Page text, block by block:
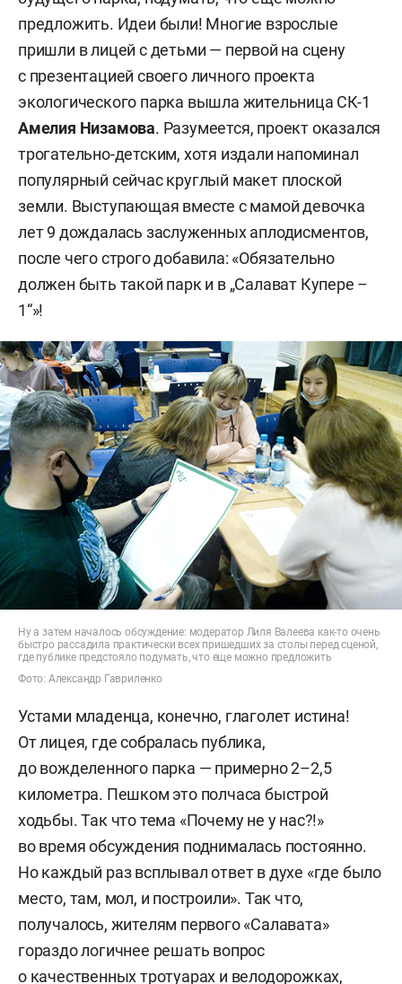
предложить. Идеи были! Многие взрослые
пришли в лицей с детьми — первой на сцену
с презентацией своего личного проекта
экологического парка вышла жительница СК-1
Амелия Низамова. Разумеется, проект оказался
трогательно-детским, хотя издали напоминал
популярный сейчас круглый макет плоской
земли. Выступающая вместе с мамой девочка
лет 9 дождалась заслуженных аплодисментов,
после чего строго добавила: «Обязательно
должен быть такой парк и в „Салават Купере –
1“»!
Ну а затем началось обсуждение: модератор Лиля Валеева как-то очень
быстро рассадила практически всех пришедших за столы перед сценой,
где публике предстояло подумать, что еще можно предложить
Фото: Александр Гавриленко
Устами младенца, конечно, глаголет истина!
От лицея, где собралась публика,
до вожделенного парка — примерно 2–2,5
километра. Пешком это полчаса быстрой
ходьбы. Так что тема «Почему не у нас?!»
во время обсуждения поднималась постоянно.
Но каждый раз всплывал ответ в духе «где было
место, там, мол, и построили». Так что,
получалось, жителям первого «Салавата»
гораздо логичнее решать вопрос
о качественных тротуарах и велодорожках,